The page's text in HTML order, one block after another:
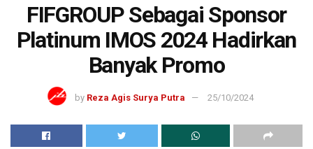
FIFGROUP Sebagai Sponsor
Platinum IMOS 2024 Hadirkan
Banyak Promo
by Reza Agis Surya Putra 25/10/2024